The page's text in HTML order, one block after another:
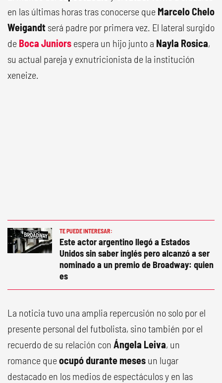
en las últimas horas tras conocerse que Marcelo Chelo
Weigandt será padre por primera vez. El lateral surgido
de Boca Juniors espera un hijo junto a Nayla Rosica,
su actual pareja y exnutricionista de la institución
xeneize.
TE PUEDE INTERESAR:
Este actor argentino llegó a Estados
Unidos sin saber inglés pero alcanzó a ser
nominado a un premio de Broadway: quien
es
La noticia tuvo una amplia repercusión no solo por el
presente personal del futbolista, sino también por el
recuerdo de su relación con Ángela Leiva, un
romance queocupó durante meses un lugar
destacado en los medios de espectáculos y en las